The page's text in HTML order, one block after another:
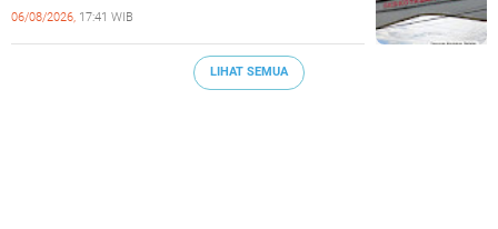
06/08/2026, 17:41 WIB
LIHAT SEMUA